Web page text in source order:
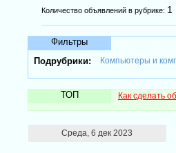
Количество объявлений в рубрике: 1
Фильтры
Подрубрики:
Компьютеры и
ТОП Как сделать
Среда, 6 дек 2023